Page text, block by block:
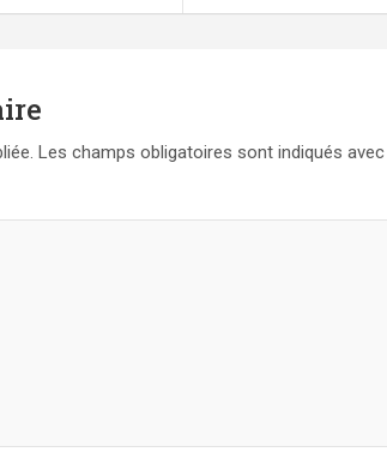
Les champs obligatoires sont indiqués avec